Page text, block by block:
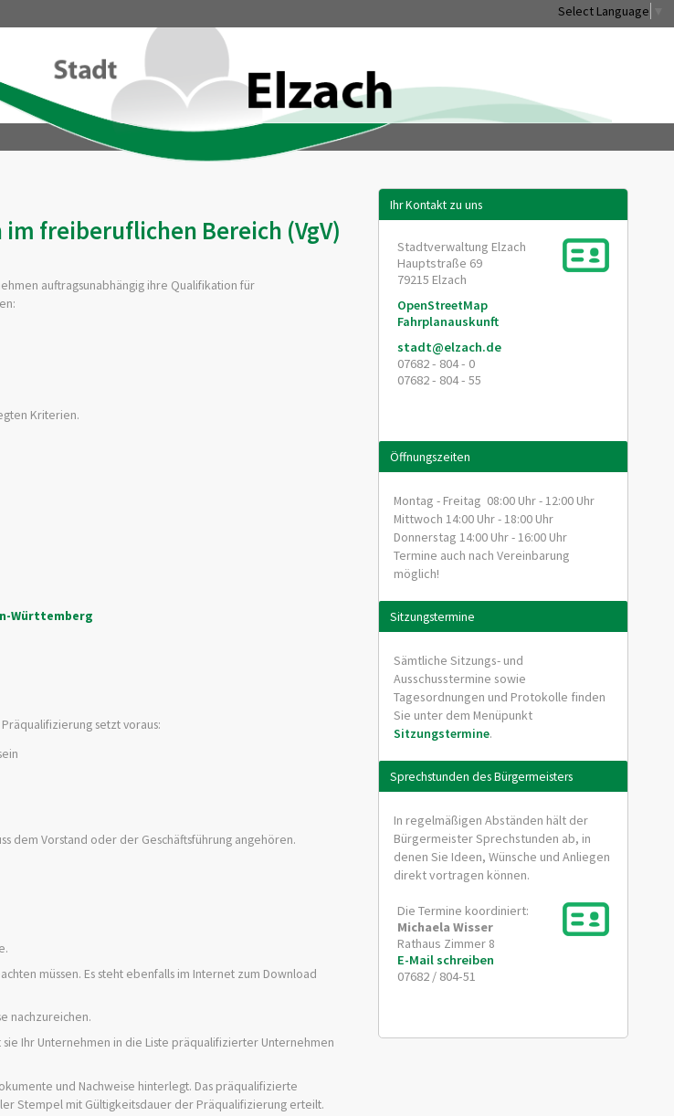
Select Language
freiberuflichen Bereich (VgV)
auftragsunabhängig ihre Qualifikation für
Kriterien.
Württemberg
setzt voraus:
dem Vorstand oder der Geschäftsführung angehören.
müssen. Es steht ebenfalls im Internet zum Download
nachzureichen.
Ihr Unternehmen in die Liste präqualifizierter Unternehmen
und Nachweise hinterlegt. Das präqualifizierte
Stempel mit Gültigkeitsdauer der Präqualifizierung erteilt.
Ihr Kontakt zu uns
Stadtverwaltung Elzach
Hauptstraße 69
79215 Elzach
OpenStreetMap
Fahrplanauskunft
stadt@elzach.de
07682 - 804 - 0
07682 - 804 - 55
Öffnungszeiten
Montag - Freitag 08:00 Uhr - 12:00 Uhr
Mittwoch 14:00 Uhr - 18:00 Uhr
Donnerstag 14:00 Uhr - 16:00 Uhr
Termine auch nach Vereinbarung
möglich!
Sitzungstermine
Sämtliche Sitzungs- und
Ausschusstermine sowie
Tagesordnungen und Protokolle finden
Sie unter dem Menüpunkt
Sitzungstermine.
Sprechstunden des Bürgermeisters
In regelmäßigen Abständen hält der
Bürgermeister Sprechstunden ab, in
denen Sie Ideen, Wünsche und Anliegen
direkt vortragen können.
Die Termine koordiniert:
Michaela Wisser
Rathaus Zimmer 8
E-Mail schreiben
07682 / 804-51